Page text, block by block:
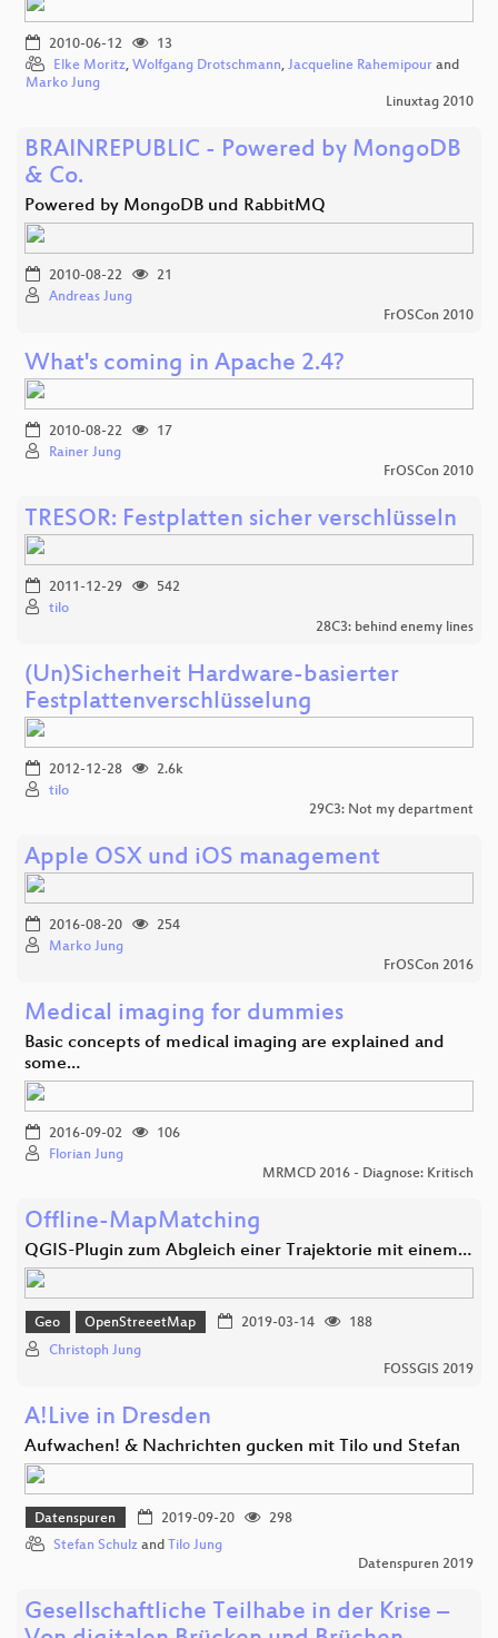
2010-06-12
13
Elke Moritz, Wolfgang Drotschmann, Jacqueline Rahemipour and
Marko Jung
Linuxtag 2010
BRAINREPUBLIC - Powered by MongoDB
& Co.
Powered by MongoDB und RabbitMQ
2010-08-22
21
Andreas Jung
FrOSCon 2010
What's coming in Apache 2.4?
2010-08-22
17
Rainer Jung
FrOSCon 2010
TRESOR: Festplatten sicher verschlüsseln
2011-12-29
542
tilo
28C3: behind enemy lines
(Un)Sicherheit Hardware-basierter
Festplattenverschlüsselung
2012-12-28
2.6k
tilo
29C3: Not my department
Apple OSX und iOS management
2016-08-20
254
Marko Jung
FrOSCon 2016
Medical imaging for dummies
Basic concepts of medical imaging are explained and
some…
2016-09-02
106
Florian Jung
MRMCD 2016 - Diagnose: Kritisch
Offline-MapMatching
QGIS-Plugin zum Abgleich einer Trajektorie mit einem…
Geo OpenStreeetMap 2019-03-14
188
Christoph Jung
FOSSGIS 2019
A!Live in Dresden
Aufwachen! & Nachrichten gucken mit Tilo und Stefan
Datenspuren 2019-09-20
298
Stefan Schulz and Tilo Jung
Datenspuren 2019
Gesellschaftliche Teilhabe in der Krise –